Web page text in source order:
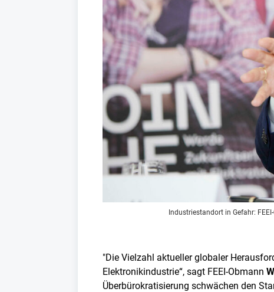
Industriestandort in Gefahr:
"Die Vielzahl aktueller globaler
Elektronikindustrie“, sagt FEEI-Obmann
Überbürokratisierung schwächen den